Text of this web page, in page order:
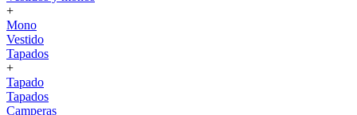
+
Mono
Vestido
Tapados
+
Tapado
Tapados
Camperas